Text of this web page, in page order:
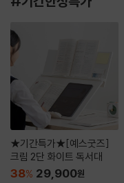
★기간특가★[예스굿즈]
크림 2단 화이트 독서대
38% 29,900원